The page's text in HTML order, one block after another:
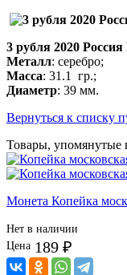
3 рубля 2020
Металл: серебро;
Масса: 31.1 гр.;
Диаметр: 39 мм.
Вернуться к списку
Товары, упомянутые
Монета Копейка
Нет в наличии
Цена 189 ₽